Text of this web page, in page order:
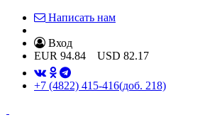
Написать нам
Вход
EUR 94.84 USD 82.17
+7 (4822) 415-416(доб. 218)